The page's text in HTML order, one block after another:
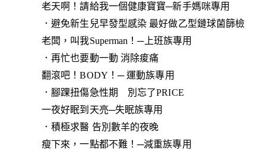
老天啊！請給我一個健康寶寶─新手媽咪專用
．避免新生兒早發型感染 最好做乙型鏈球菌篩檢
老闆，叫我Superman！─上班族專用
．再忙也要動一動 消除痠痛
翻滾吧！BODY！─ 運動族專用
．腳踝扭傷急性期 別忘了PRICE
一夜好眠到天亮─失眠族專用
．積極求醫 告別數羊的夜晚
瘦下來，一點都不難！─減重族專用